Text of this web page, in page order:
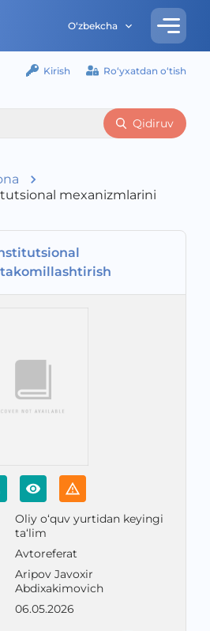
O‘zbekcha
Kirish Ro‘yxatdan o‘tish
Qidiruv
mexanizmlarini
Oliy o‘quv yurtidan keyingi
ta‘lim
Avtoreferat
Aripov Javoxir
Abdixakimovich
06.05.2026